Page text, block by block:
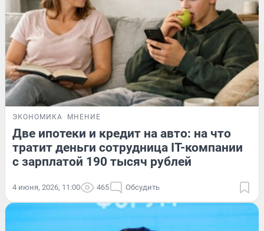
ЭКОНОМИКА МНЕНИЕ
Две ипотеки и кредит на авто: на что
тратит деньги сотрудница IT-компании
с зарплатой 190 тысяч рублей
4 июня, 2026, 11:00 465 Обсудить